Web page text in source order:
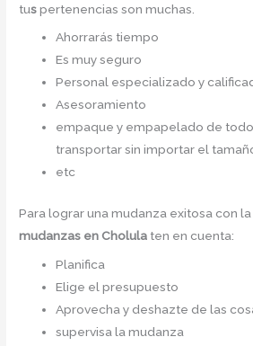
tuspertenencias son muchas.
Ahorrarás tiempo
Es muy seguro
Personal especializado y
Asesoramiento
empaque y empapelado de
transportar sin importar el
etc
Para lograr una mudanza exitosa con
mudanzas en Cholula ten en cuenta:
Planifica
Elige el presupuesto
Aprovecha y deshazte de las
supervisa la mudanza